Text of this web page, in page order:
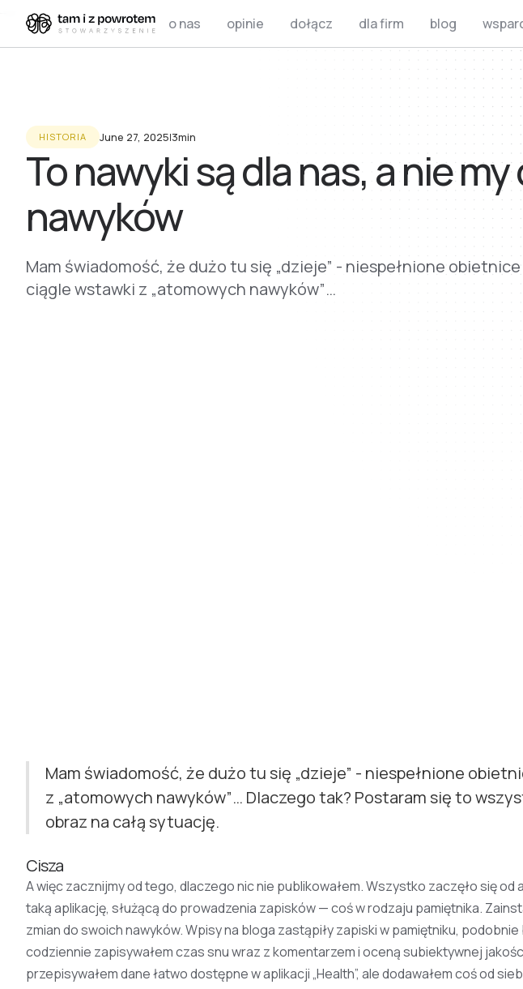
o nas opinie dołącz dla firm blog
HISTORIA June 27, 2025I3min
To nawyki są dla nas, a nie my
nawyków
Mam świadomość, że dużo tu się „dzieje” - niespełnione
ciągle wstawki z „atomowych nawyków”…
Mam świadomość, że dużo tu się „dzieje” - niespełnione
z „atomowych nawyków”… Dlaczego tak? Postaram się to
obraz na całą sytuację.
Cisza
A więc zacznijmy od tego, dlaczego nic nie publikowałem. Wszystko zaczęło się od
taką aplikację, służącą do prowadzenia zapisków — coś w rodzaju pamiętnika.
zmian do swoich nawyków. Wpisy na bloga zastąpiły zapiski w pamiętniku, podobnie
codziennie zapisywałem czas snu wraz z komentarzem i oceną subiektywnej
przepisywałem dane łatwo dostępne w aplikacji „Health”, ale dodawałem coś od